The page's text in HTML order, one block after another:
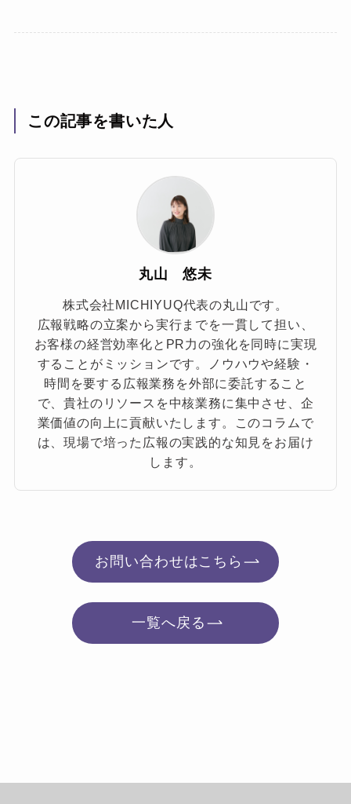
この記事を書いた人
丸山 悠未
株式会社MICHIYUQ代表の丸山です。
広報戦略の立案から実行までを一貫して担い、
お客様の経営効率化とPR力の強化を同時に実現
することがミッションです。ノウハウや経験・
時間を要する広報業務を外部に委託すること
で、貴社のリソースを中核業務に集中させ、企
業価値の向上に貢献いたします。このコラムで
は、現場で培った広報の実践的な知見をお届け
します。
お問い合わせはこちら
一覧へ戻る